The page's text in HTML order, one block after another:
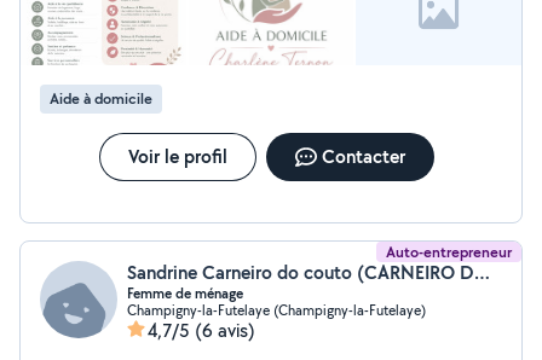
Aide à domicile
Voir le profil Contacter
Auto-entrepreneur
Sandrine Carneiro do couto (CARNEIRO DO COUTO SANDRINE)
Femme de ménage
Champigny-la-Futelaye (Champigny-la-Futelaye)
4,7/5 (6 avis)